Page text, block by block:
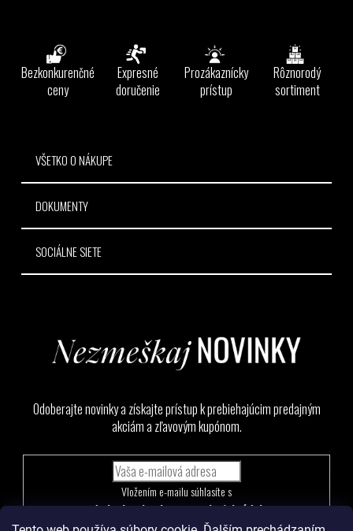
Bezkonkurenčné
ceny
Expresné
doručenie
Prozákaznícky
prístup
Rôznorodý
sortiment
VŠETKO O NÁKUPE
DOKUMENTY
SOCIÁLNE SIETE
Odoberajte novinky a získajte prístup k prebiehajúcim predajným
akciám a zľavovým kupónom.
podmienkami ochrany osobných údajov